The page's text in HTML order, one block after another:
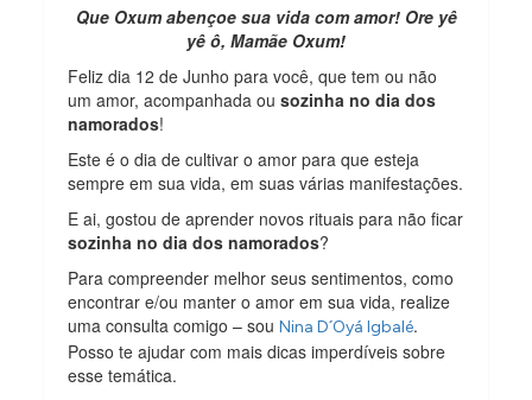
Que Oxum abençoe sua vida com amor! Ore yê
yê ô, Mamãe Oxum!
Feliz dia 12 de Junho para você, que tem ou não
um amor, acompanhada ousozinha no dia dos
namorados!
Este é o dia de cultivar o amor para que esteja
sempre em sua vida, em suas várias manifestações.
E ai, gostou de aprender novos rituais para não ficar
sozinha no dia dos namorados?
Para compreender melhor seus sentimentos, como
encontrar e/ou manter o amor em sua vida, realize
uma consulta comigo – souNina D´Oyá Igbalé.
Posso te ajudar com mais dicas imperdíveis sobre
esse temática.